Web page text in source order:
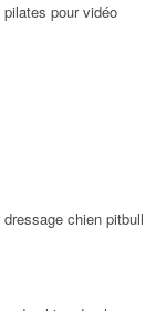
pour vidéo
chien pitbull